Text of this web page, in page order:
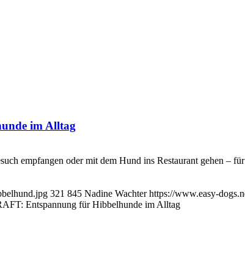
im Alltag
empfangen oder mit dem Hund ins Restaurant gehen –
321 845 Nadine Wachter https://www.easy-
Entspannung für Hibbelhunde im Alltag